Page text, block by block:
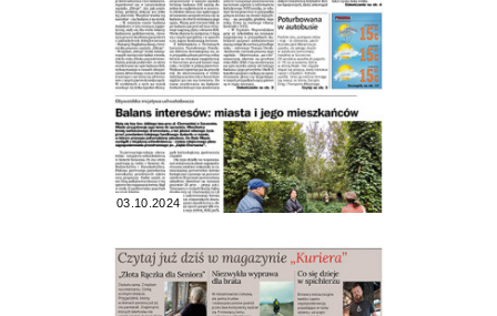
03.10.2024